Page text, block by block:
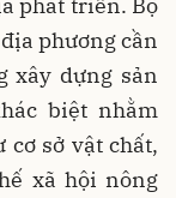
phương cần
xây dựng sản
biệt nhằm
sở vật chất,
xã hội nông